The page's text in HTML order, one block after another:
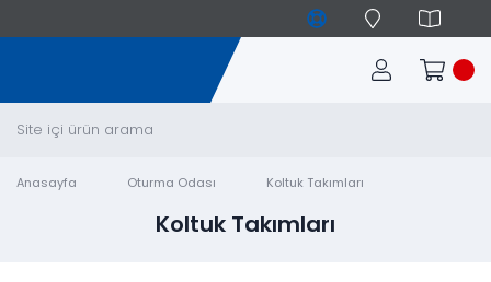
Anasayfa Oturma Odası Koltuk Takımları
Koltuk Takımları